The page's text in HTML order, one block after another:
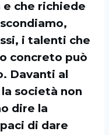
che richiede
i talenti che
concreto può
Davanti al
società non
dire la
di dare